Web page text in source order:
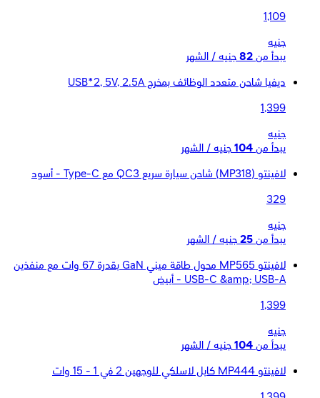
1,109
جنيه
يبدأ من 82 جنيه / الشهر
ديفيا شاحن متعدد الوظائف بمخرج USB*2, 5V, 2.5A
1,399
جنيه
يبدأ من 104 جنيه / الشهر
لافينتو (MP318) شاحن سيارة سريع QC3 مع Type-C - أسود
329
جنيه
يبدأ من 25 جنيه / الشهر
لافينتو MP565 محول طاقة ميني GaN بقدرة 67 وات مع منفذين
USB-C &amp; USB-A - أبيض
1,399
جنيه
يبدأ من 104 جنيه / الشهر
لافينتو MP444 كابل لاسلكي للوجهين 2 في 1 - 15 وات